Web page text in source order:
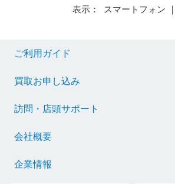
表示： スマートフォン ｜
ご利用ガイド
買取お申し込み
訪問・店頭サポート
会社概要
企業情報